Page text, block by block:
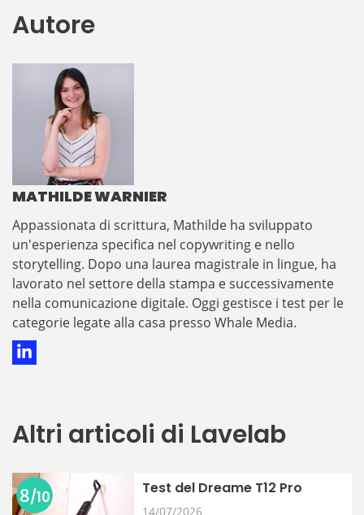
Autore
MATHILDE WARNIER
​​​​​​​​Appassionata di scrittura, Mathilde ha sviluppato
un'esperienza specifica nel copywriting e nello
storytelling. Dopo una laurea magistrale in lingue, ha
lavorato nel settore della stampa e successivamente
nella comunicazione digitale. Oggi gestisce i test per le
categorie legate alla casa presso Whale Media.
Altri articoli di Lavelab
Test del Dreame T12 Pro
14/07/2026
8/10